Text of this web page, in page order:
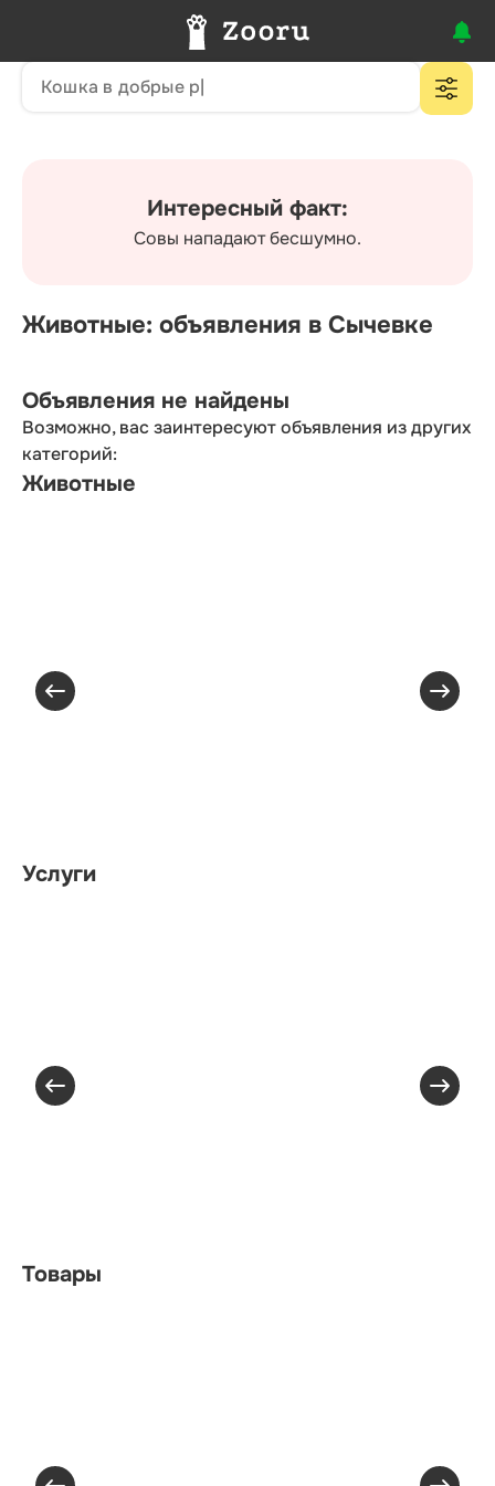
Интересный факт:
Совы нападают бесшумно.
Животные: объявления в Сычевке
Объявления не найдены
Возможно, вас заинтересуют объявления из других
категорий:
Животные
Услуги
Товары